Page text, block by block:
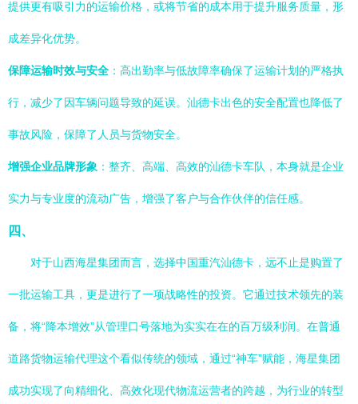
提供更有吸引力的运输价格，或将节省的成本用于提升服务质量，形
成差异化优势。
保障运输时效与安全 ：高出勤率与低故障率确保了运输计划的严格执
行，减少了因车辆问题导致的延误。汕德卡出色的安全配置也降低了
事故风险，保障了人员与货物安全。
增强企业品牌形象 ：整齐、高端、高效的汕德卡车队，本身就是企业
实力与专业度的流动广告，增强了客户与合作伙伴的信任感。
四、
对于山西海星集团而言，选择中国重汽汕德卡，远不止是购置了
一批运输工具，更是进行了一项战略性的投资。它通过技术领先的装
备，将“降本增效”从管理口号落地为实实在在的百万级利润。在普通
道路货物运输代理这个看似传统的领域，通过“神车”赋能，海星集团
成功实现了向精细化、高效化现代物流运营者的跨越，为行业的转型